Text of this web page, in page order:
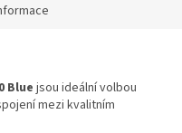
Blue jsou ideální volbou
mezi kvalitním